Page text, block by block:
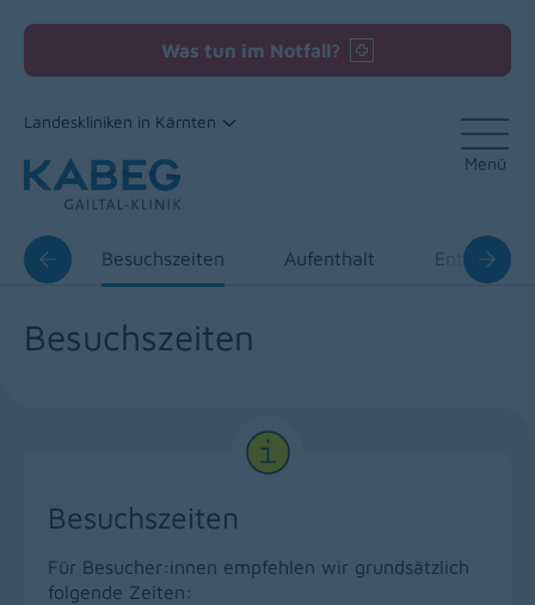
Zum Inhalt
Was tun im Notfall?
Landeskliniken in Kärnten
Menü
Besuchszeiten Aufenthalt Entlassung
Besuchszeiten
Besuchszeiten
Für Besucher:innen empfehlen wir grundsätzlich
folgende Zeiten: